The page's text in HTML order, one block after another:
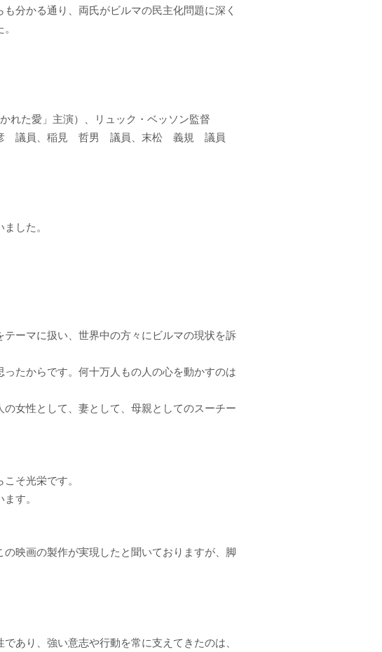
分かる通り、両氏がビルマの民主化問題に深く
れた愛」主演）、リュック・ベッソン監督
議員、稲見 哲男 議員、末松 義規 議員
した。
ーマに扱い、世界中の方々にビルマの現状を訴
たからです。何十万人もの人の心を動かすのは
女性として、妻として、母親としてのスーチー
そ光栄です。
す。
映画の製作が実現したと聞いておりますが、脚
あり、強い意志や行動を常に支えてきたのは、